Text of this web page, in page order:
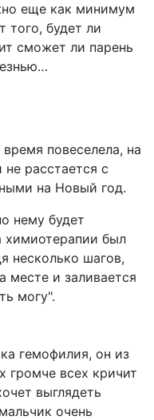
еще как минимум
того, будет ли
сможет ли парень
время повеселела, на
расстается с
на Новый год.
нему будет
химиотерапии был
несколько шагов,
месте и заливается
могу".
гемофилия, он из
громче всех кричит
выглядеть
очень